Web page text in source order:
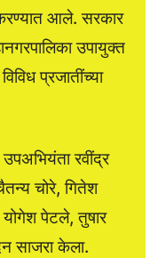
करण्यात आले. सरकार
उपायुक्त
प्रजातींच्या
उपअभियंता रवींद्र
चोरे, गितेश
योगेश पेटले, तुषार
साजरा केला.